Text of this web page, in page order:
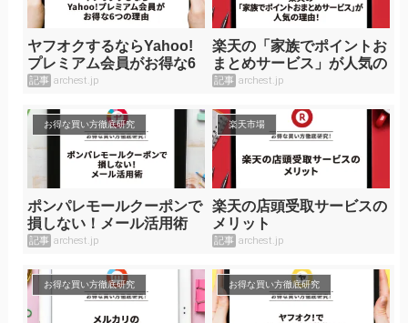
ヤフオクするならYahoo!
プレミアム会員がお得な6
つの理由
記事 archest.jp
楽天の「家族でポイントお
まとめサービス」が人気の
理由！
記事 archest.jp
お得な買い方徹底研究
ポンパレモールクーポンで
損しない！メール活用術
記事 archest.jp
楽天市場
楽天の店頭受取サービスの
メリット
記事 archest.jp
お得な買い方徹底研究 お得な買い方徹底研究